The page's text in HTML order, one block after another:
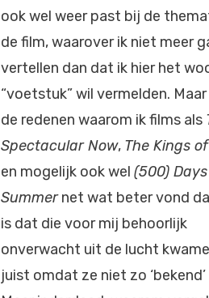
ook wel weer past bij de
de film, waarover ik niet meer
vertellen dan dat ik hier het
“voetstuk” wil vermelden.
de redenen waarom ik films als
Spectacular Now, The Kings
en mogelijk ook wel (500)
Summernet wat beter vond
is dat die voor mij behoorlijk
onverwacht uit de lucht
juist omdat ze niet zo ‘bekend’